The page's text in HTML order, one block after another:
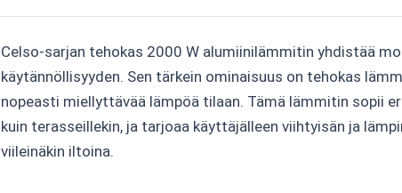
Celso-sarjan tehokas 2000 W alumiinilämmitin yhdistää
käytännöllisyyden. Sen tärkein ominaisuus on tehokas
nopeasti miellyttävää lämpöä tilaan. Tämä lämmitin sopii
kuin terasseillekin, ja tarjoaa käyttäjälleen viihtyisän ja
viileinäkin iltoina.